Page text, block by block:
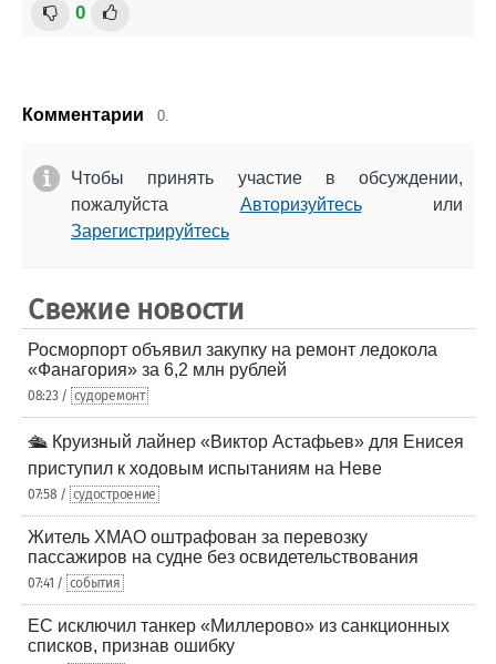
0
Комментарии 0.
Чтобы принять участие в обсуждении,
пожалуйста Авторизуйтесьили
Зарегистрируйтесь
Свежие новости
Росморпорт объявил закупку на ремонт ледокола
«Фанагория» за 6,2 млн рублей
08:23 / судоремонт
🛳️ Круизный лайнер «Виктор Астафьев» для Енисея
приступил к ходовым испытаниям на Неве
07:58 / судостроение
Житель ХМАО оштрафован за перевозку
пассажиров на судне без освидетельствования
07:41 / события
ЕС исключил танкер «Миллерово» из санкционных
списков, признав ошибку